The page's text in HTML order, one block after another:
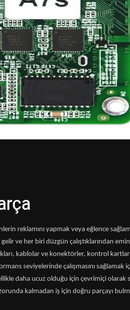
reklamını yapmak veya eğlence
ve her biri düzgün çalıştıklarından
kablolar ve konektörler, kontrol
seviyelerinde çalışmasını
daha ucuz olduğu için çevrimiçi
kalmadan iş için doğru parçayı